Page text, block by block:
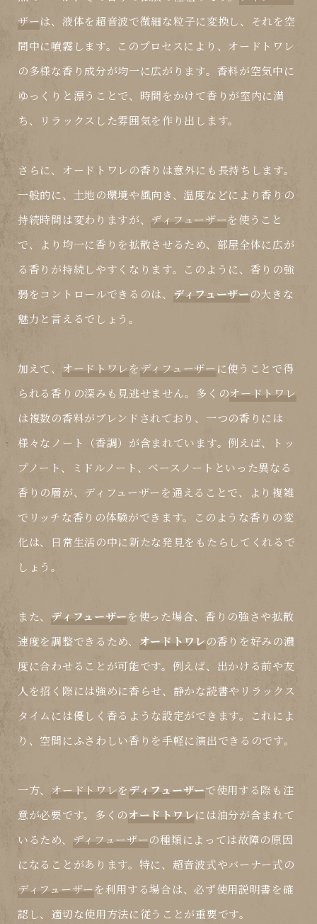
ザーは、液体を超音波で微細な粒子に変換し、それを空
間中に噴霧します。このプロセスにより、 オードトワレ
の多様な香り成分が均一に広がります。香料が空気中に
ゆっくりと漂うことで、時間をかけて香りが室内に満
ち、リラックスした雰囲気を作り出します。
さらに、 オードトワレの香りは意外にも長持ちします。
一般的に、土地の環境や風向き、温度などにより香りの
持続時間は変わりますが、 ディフューザーを使うこと
で、より均一に香りを拡散させるため、部屋全体に広が
る香りが持続しやすくなります。このように、香りの強
弱をコントロールできるのは、 ディフューザーの大きな
魅力と言えるでしょう。
加えて、 オードトワレを ディフューザーに使うことで得
られる香りの深みも見逃せません。多くのオードトワレ
は複数の香料がブレンドされており、一つの香りには
様々なノート（香調）が含まれています。例えば、トッ
プノート、ミドルノート、ベースノートといった異なる
香りの層が、 ディフューザー を通えることで、より複雑
でリッチな香りの体験ができます。このような香りの変
化は、日常生活の中に新たな発見をもたらしてくれるで
しょう。
また、 ディフューザーを使った場合、香りの強さや拡散
速度を調整できるため、 オードトワレの香りを好みの濃
度に合わせることが可能です。例えば、出かける前や友
人を招く際には強めに香らせ、静かな読書やリラックス
タイムには優しく香るような設定ができます。これによ
り、空間にふさわしい香りを手軽に演出できるのです。
一方、 オードトワレをディフューザーで使用する際も注
意が必要です。多くのオードトワレには油分が含まれて
いるため、
ディフューザーの種類によっては故障の原因
になることがあります。特に、超音波式やバーナー式の
ディフューザーを利用する場合は、必ず使用説明書を確
認し、適切な使用方法に従うことが重要です。